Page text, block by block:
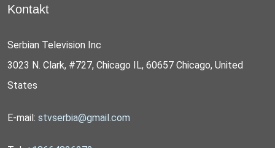
Kontakt
Serbian Television Inc
3023 N. Clark, #727, Chicago IL, 60657 Chicago, United
States
E-mail: stvserbia@gmail.com